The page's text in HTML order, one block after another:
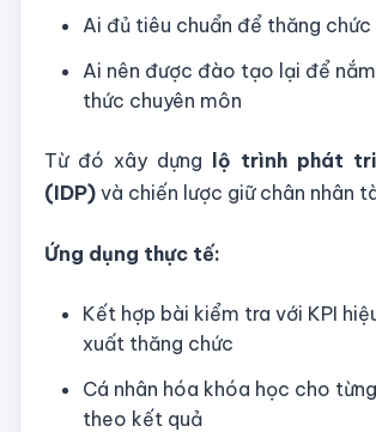
Ai đủ tiêu chuẩn để thăng chức
Ai nên được đào tạo lại để
thức chuyên môn
Từ đó xây dựng lộ trình phát
(IDP) và chiến lược giữ chân nhân
Ứng dụng thực tế:
Kết hợp bài kiểm tra với KPI
xuất thăng chức
Cá nhân hóa khóa học cho
theo kết quả